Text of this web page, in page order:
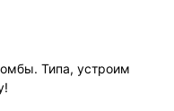
Типа, устроим